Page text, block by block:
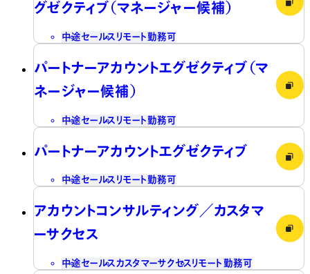
グゼクティブ（マネージャー候補）
中途セールス リモート勤務可
パートナーアカウントエグゼクティブ（マ
ネージャー候補）
中途セールス リモート勤務可
パートナーアカウントエグゼクティブ
中途セールス リモート勤務可
アカウントコンサルティング／カスタマ
ーサクセス
中途セールスカスタマーサクセスリモート勤務可